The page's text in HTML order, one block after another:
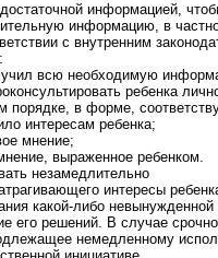
информацией,
информацию, в
с внутренним
всю необходимую
ребенка
порядке, в форме,
интересам ребенка;
мнение;
выраженное ребенком.
незамедлительно
интересы
какой-либо
его решений. В случае
немедленному